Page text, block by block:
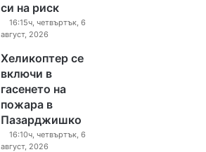
си на риск
16:15ч, четвъртък, 6
август, 2026
Хеликоптер се
включи в
гасенето на
пожара в
Пазарджишко
16:10ч, четвъртък, 6
август, 2026